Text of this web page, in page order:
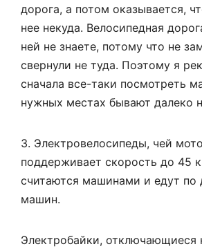
дорога, а потом оказывается,
нее некуда. Велосипедная
ней не знаете, потому что не
свернули не туда. Поэтому я
сначала все-таки посмотреть
нужных местах бывают далеко
3. Электровелосипеды, чей
поддерживает скорость до 45
считаются машинами и едут по
машин.
Электробайки, отключающиеся